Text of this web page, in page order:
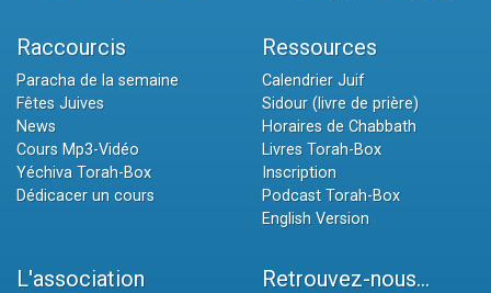
Raccourcis
Paracha de la semaine
Fêtes Juives
News
Cours Mp3-Vidéo
Yéchiva Torah-Box
Dédicacer un cours
Ressources
Calendrier Juif
Sidour (livre de prière)
Horaires de Chabbath
Livres Torah-Box
Inscription
Podcast Torah-Box
English Version
L'association Retrouvez-nous...